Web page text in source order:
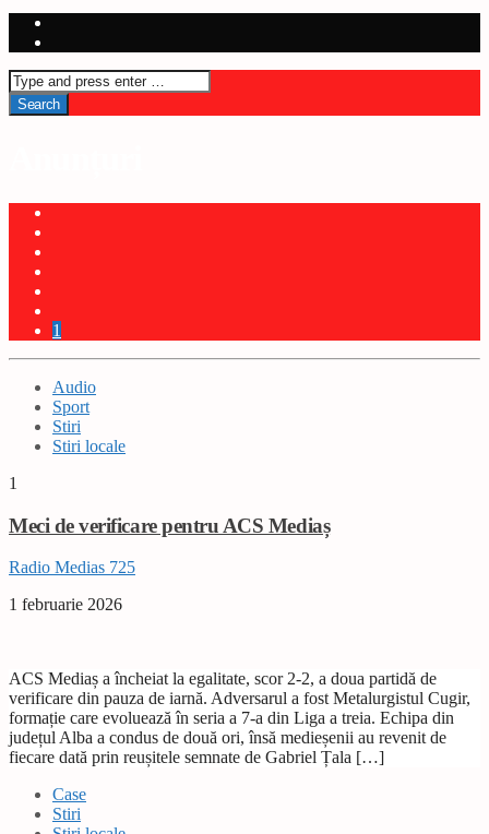
1
Audio
Sport
Stiri
Stiri locale
1
Meci de verificare pentru ACS Mediaș
Radio Medias 725
1 februarie 2026
ACS Mediaș a încheiat la egalitate, scor 2-2, a doua partidă de
verificare din pauza de iarnă. Adversarul a fost Metalurgistul Cugir,
formație care evoluează în seria a 7-a din Liga a treia. Echipa din
județul Alba a condus de două ori, însă medieșenii au revenit de
fiecare dată prin reușitele semnate de Gabriel Țala […]
Case
Stiri